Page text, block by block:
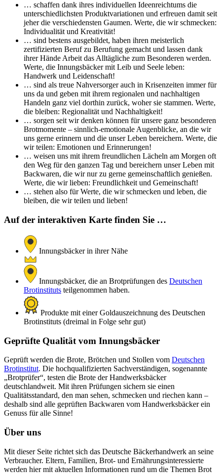
… schaffen dank ihres individuellen Ideenreichtums die
unterschiedlichsten Produktvariationen und erfreuen damit seit
jeher die verschiedensten Gaumen. Werte, die wir schmecken:
Individualität und Kreativität!
… sind bestens ausgebildet, haben ihren meisterlich
zertifizierten Beruf zu Berufung gemacht und lassen dank
ihrer Hände Arbeit das Alltägliche zum Besonderen werden.
Werte, die Innungsbäcker mit Leib und Seele leben:
Handwerk und Leidenschaft!
… sind als treue Nahversorger auch in Krisenzeiten immer für
uns da und geben mit ihrem regionalen und nachhaltigen
Handeln ganz viel dorthin zurück, woher sie stammen. Werte,
die bleiben: Regionalität und Nachhaltigkeit!
… sorgen seit wir denken können für unsere ganz besonderen
Brotmomente – sinnlich-emotionale Augenblicke, an die wir
uns gerne erinnern und die unser Leben bereichern. Werte, die
wir teilen: Emotionen und Erinnerungen!
… weisen uns mit ihrem freundlichen Lächeln am Morgen oft
den Weg für den ganzen Tag und bereichern unser Leben mit
Backwaren, die wir nur zu gerne gemeinschaftlich genießen.
Werte, die wir lieben: Freundlichkeit und Gemeinschaft!
… stehen also für Werte, die wir schmecken und leben, die
bleiben, die wir teilen und lieben!
Auf der interaktiven Karte finden Sie …
Innungsbäcker in ihrer Nähe
Innungsbäcker, die an Brotprüfungen des Deutschen
Brotinstituts teilgenommen haben.
Produkte mit einer Goldauszeichnung des Deutschen
Brotinstituts (dreimal in Folge sehr gut)
Geprüfte Qualität vom Innungsbäcker
Geprüft werden die Brote, Brötchen und Stollen vom Deutschen
Brotinstitut. Die hochqualifizierten Sachverständigen, sogenannte
„Brotprüfer“, testen die Brote der Handwerksbäcker
deutschlandweit. Mit ihren Prüfungen sichern sie einen
Qualitätsstandard, den man sehen, schmecken und riechen kann –
deshalb sind alle geprüften Backwaren vom Handwerksbäcker ein
Genuss für alle Sinne!
Über uns
Mit dieser Seite richtet sich das Deutsche Bäckerhandwerk an seine
Verbraucher. Eltern, Familien, Brot- und Ernährungsinteressierte
werden hier mit aktuellen Informationen rund um die Themen Brot